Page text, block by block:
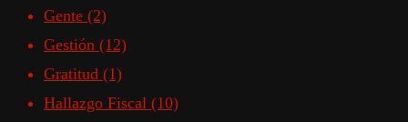
Gente (2)
Gestión (12)
Gratitud (1)
Hallazgo Fiscal (10)